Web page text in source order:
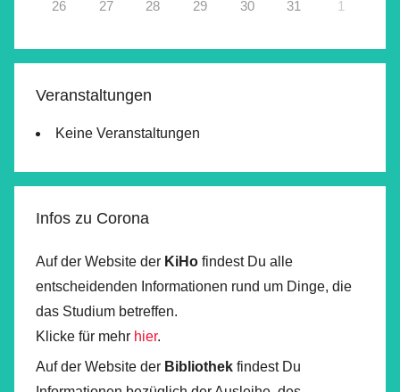
26 27 28 29 30 31 1
Veranstaltungen
Keine Veranstaltungen
Infos zu Corona
Auf der Website der KiHo findest Du alle
entscheidenden Informationen rund um Dinge, die
das Studium betreffen.
Klicke für mehr hier.
Auf der Website der Bibliothek findest Du